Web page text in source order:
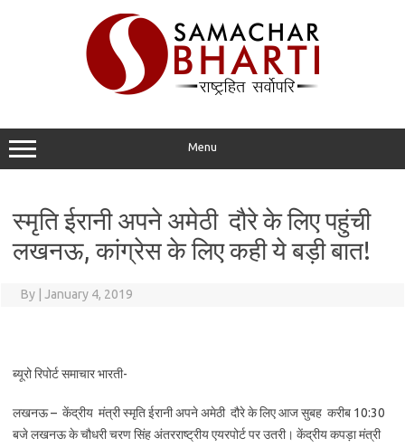
Menu
स्मृति ईरानी अपने अमेठी दौरे के लिए पहुंची
लखनऊ, कांग्रेस के लिए कही ये बड़ी बात!
By January 4, 2019
ब्यूरो रिपोर्ट समाचार भारती-
लखनऊ – केंद्रीय मंत्री स्मृति ईरानी अपने अमेठी दौरे के लिए आज सुबह करीब 10:30
बजे लखनऊ के चौधरी चरण सिंह अंतरराष्ट्रीय एयरपोर्ट पर उतरी। केंद्रीय कपड़ा मंत्री